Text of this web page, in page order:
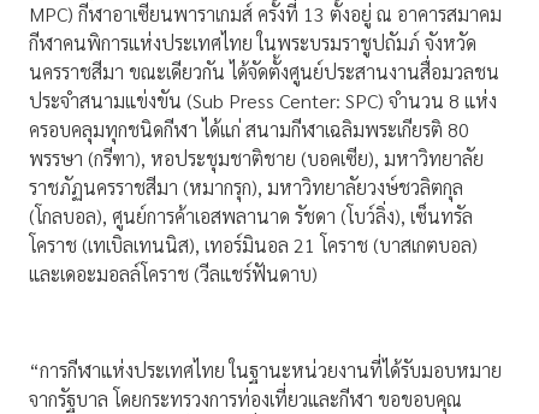
MPC) กีฬาอาเซียนพาราเกมส์ ครั้งที่ 13 ตั้งอยู่ ณ อาคารสมาคม
กีฬาคนพิการแห่งประเทศไทย ในพระบรมราชูปถัมภ์ จังหวัด
นครราชสีมา ขณะเดียวกัน ได้จัดตั้งศูนย์ประสานงานสื่อมวลชน
ประจำสนามแข่งขัน (Sub Press Center: SPC) จำนวน 8 แห่ง
ครอบคลุมทุกชนิดกีฬา ได้แก่ สนามกีฬาเฉลิมพระเกียรติ 80
พรรษา (กรีฑา), หอประชุมชาติชาย (บอคเซีย), มหาวิทยาลัย
ราชภัฏนครราชสีมา (หมากรุก), มหาวิทยาลัยวงษ์ชวลิตกุล
(โกลบอล), ศูนย์การค้าเอสพลานาด รัชดา (โบว์ลิ่ง), เซ็นทรัล
โคราช (เทเบิลเทนนิส), เทอร์มินอล 21 โคราช (บาสเกตบอล)
และเดอะมอลล์โคราช (วีลแชร์ฟันดาบ)
“การกีฬาแห่งประเทศไทย ในฐานะหน่วยงานที่ได้รับมอบหมาย
จากรัฐบาล โดยกระทรวงการท่องเที่ยวและกีฬา ขอขอบคุณ